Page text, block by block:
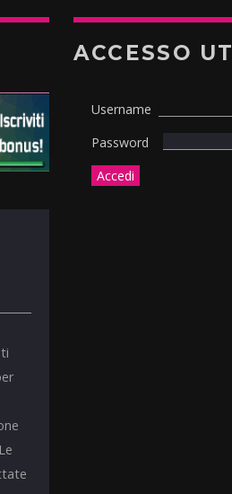
ACCESSO
Username
Password